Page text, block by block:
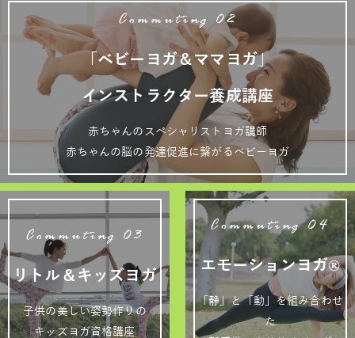
Commuting 02
「ベビーヨガ＆ママヨガ」
インストラクター養成講座
赤ちゃんのスペシャリストヨガ講師
赤ちゃんの脳の発達促進に繋がるベビーヨガ
Commuting 03
リトル＆キッズヨガ
子供の美しい姿勢作りの
キッズヨガ資格講座
Commuting 04
エモーションヨガ®
「静」と「動」を組み合わせ
た